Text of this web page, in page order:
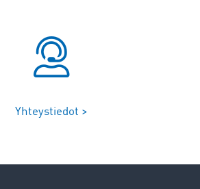
Yhteystiedot >